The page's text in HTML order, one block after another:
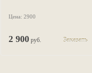
Цена: 2900
2 900 руб. Заказать